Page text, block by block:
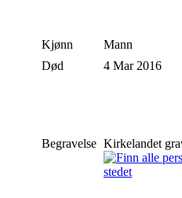
Kjønn
Mann
Død
4 Mar 2016
Begravelse Kirkelandet